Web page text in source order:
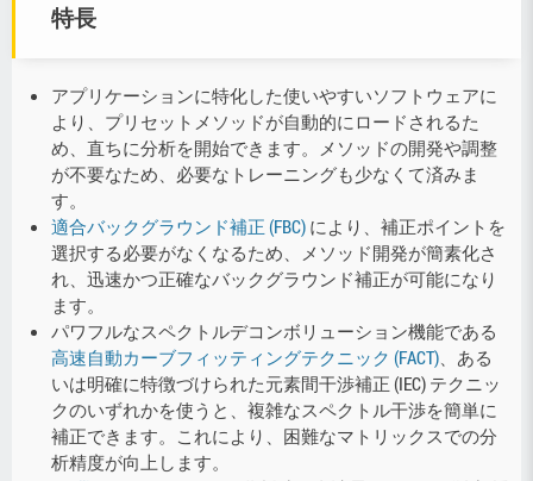
特長
アプリケーションに特化した使いやすいソフトウェアに
より、プリセットメソッドが自動的にロードされるた
め、直ちに分析を開始できます。メソッドの開発や調整
が不要なため、必要なトレーニングも少なくて済みま
す。
適合バックグラウンド補正 (FBC) により、補正ポイントを
選択する必要がなくなるため、メソッド開発が簡素化さ
れ、迅速かつ正確なバックグラウンド補正が可能になり
ます。
パワフルなスペクトルデコンボリューション機能である
高速自動カーブフィッティングテクニック (FACT)、ある
いは明確に特徴づけられた元素間干渉補正 (IEC) テクニッ
クのいずれかを使うと、複雑なスペクトル干渉を簡単に
補正できます。これにより、困難なマトリックスでの分
析精度が向上します。